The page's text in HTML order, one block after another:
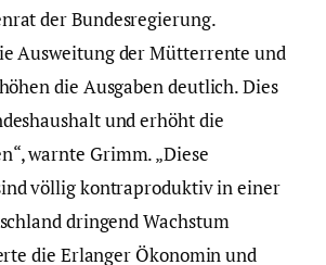
der Bundesregierung.
Ausweitung der Mütterrente und
die Ausgaben deutlich. Dies
und erhöht die
warnte Grimm. „Diese
völlig kontraproduktiv in einer
dringend Wachstum
die Erlanger Ökonomin und